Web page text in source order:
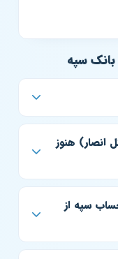
سپه
هنوز
سپه از